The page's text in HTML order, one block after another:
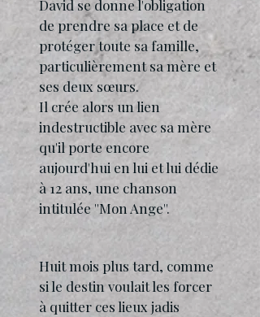
David se donne l'obligation
de prendre sa place et de
protéger toute sa famille,
particulièrement sa mère et
ses deux sœurs.
Il crée alors un lien
indestructible avec sa mère
qu'il porte encore
aujourd'hui en lui et lui dédie
à 12 ans, une chanson
intitulée ''Mon Ange''.
Huit mois plus tard, comme
si le destin voulait les forcer
à quitter ces lieux jadis